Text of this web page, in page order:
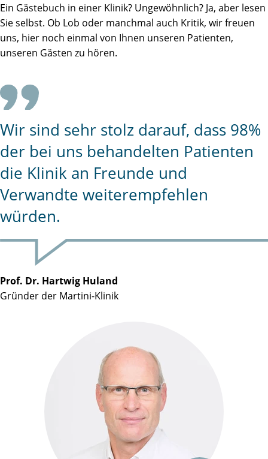
Ein Gästebuch in einer Klinik? Ungewöhnlich? Ja, aber lesen
Sie selbst. Ob Lob oder manchmal auch Kritik, wir freuen
uns, hier noch einmal von Ihnen unseren Patienten,
unseren Gästen zu hören.
Wir sind sehr stolz darauf, dass 98%
der bei uns behandelten Patienten
die Klinik an Freunde und
Verwandte weiterempfehlen
würden.
Prof. Dr. Hartwig Huland
Gründer der Martini-Klinik